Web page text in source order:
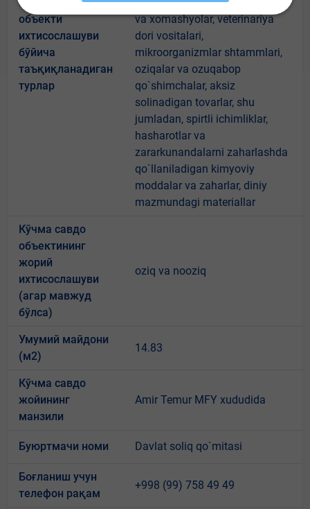
объекти
ихтисослашуви
бўйича
таъқиқланадиган
турлар
va xomashyolar, veterinariya
dori vositalari,
mikroorganizmlar shtammlari,
oziqalar va ozuqabop
qo`shimchalar, aksiz
solinadigan tovarlar, shu
jumladan, spirtli ichimliklar,
hasharotlar va
zararkunandalarni zaharlashda
qo`llaniladigan kimyoviy
moddalar va zaharlar, diniy
mazmundagi materiallar
Кўчма савдо
объектининг
жорий
ихтисослашуви
(агар мавжуд
бўлса)
oziq va nooziq
Умумий майдони
(м2)
14.83
Кўчма савдо
жойининг
манзили
Amir Temur MFY xududida
Буюртмачи номи Davlat soliq qo`mitasi
Боғланиш учун
телефон рақам
+998 (99) 758 49 49